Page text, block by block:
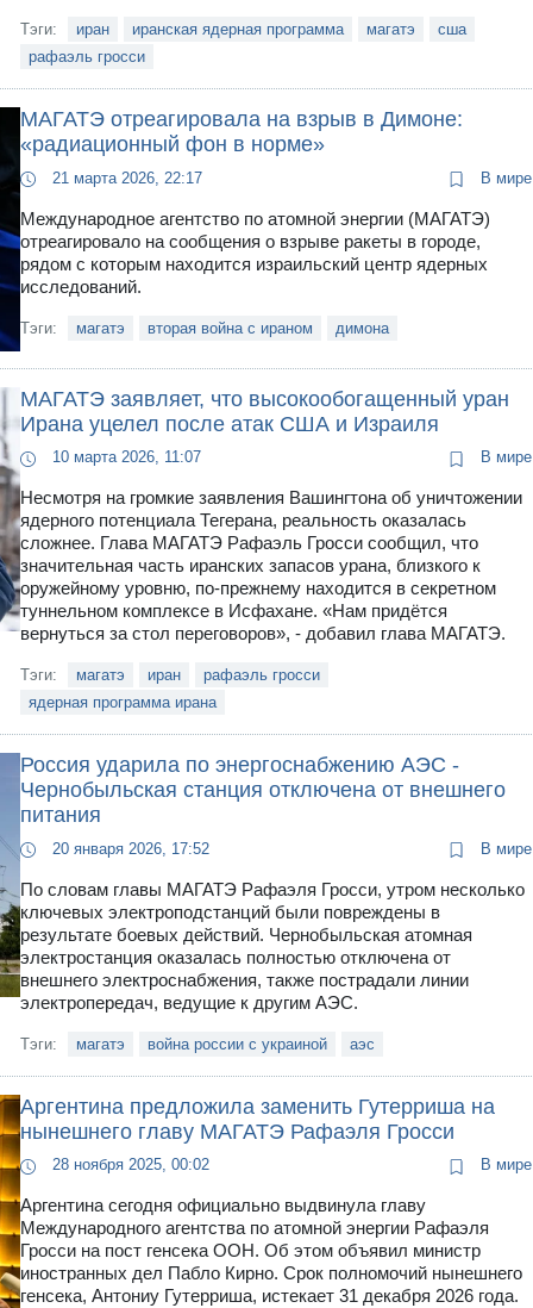
Тэги: иран иранская ядерная программа магатэ
сша
рафаэль гросси
МАГАТЭ отреагировала на взрыв в Димоне:
«радиационный фон в норме»
21 марта 2026, 22:17 В мире
Международное агентство по атомной энергии (МАГАТЭ)
отреагировало на сообщения о взрыве ракеты в городе,
рядом с которым находится израильский центр ядерных
исследований.
Тэги: магатэ вторая война с ираном димона
МАГАТЭ заявляет, что высокообогащенный уран
Ирана уцелел после атак США и Израиля
10 марта 2026, 11:07 В мире
Несмотря на громкие заявления Вашингтона об уничтожении
ядерного потенциала Тегерана, реальность оказалась
сложнее. Глава МАГАТЭ Рафаэль Гросси сообщил, что
значительная часть иранских запасов урана, близкого к
оружейному уровню, по-прежнему находится в секретном
туннельном комплексе в Исфахане. «Нам придётся
вернуться за стол переговоров», - добавил глава МАГАТЭ.
Тэги: магатэ иран
рафаэль гросси
ядерная программа ирана
Россия ударила по энергоснабжению АЭС -
Чернобыльская станция отключена от внешнего
питания
20 января 2026, 17:52 В мире
По словам главы МАГАТЭ Рафаэля Гросси, утром несколько
ключевых электроподстанций были повреждены в
результате боевых действий. Чернобыльская атомная
электростанция оказалась полностью отключена от
внешнего электроснабжения, также пострадали линии
электропередач, ведущие к другим АЭС.
Тэги: магатэ война россии с украиной аэс
Аргентина предложила заменить Гутерриша на
нынешнего главу МАГАТЭ Рафаэля Гросси
28 ноября 2025, 00:02 В мире
Аргентина сегодня официально выдвинула главу
Международного агентства по атомной энергии Рафаэля
Гросси на пост генсека ООН. Об этом объявил министр
иностранных дел Пабло Кирно. Срок полномочий нынешнего
генсека, Антониу Гутерриша, истекает 31 декабря 2026 года.